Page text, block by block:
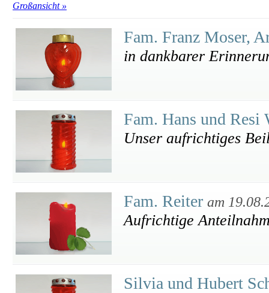
Großansicht »
Fam. Franz Moser,
in dankbarer
Fam. Hans und Resi
Unser aufrichtiges
Fam. Reiter am
Aufrichtige
Silvia und Hubert